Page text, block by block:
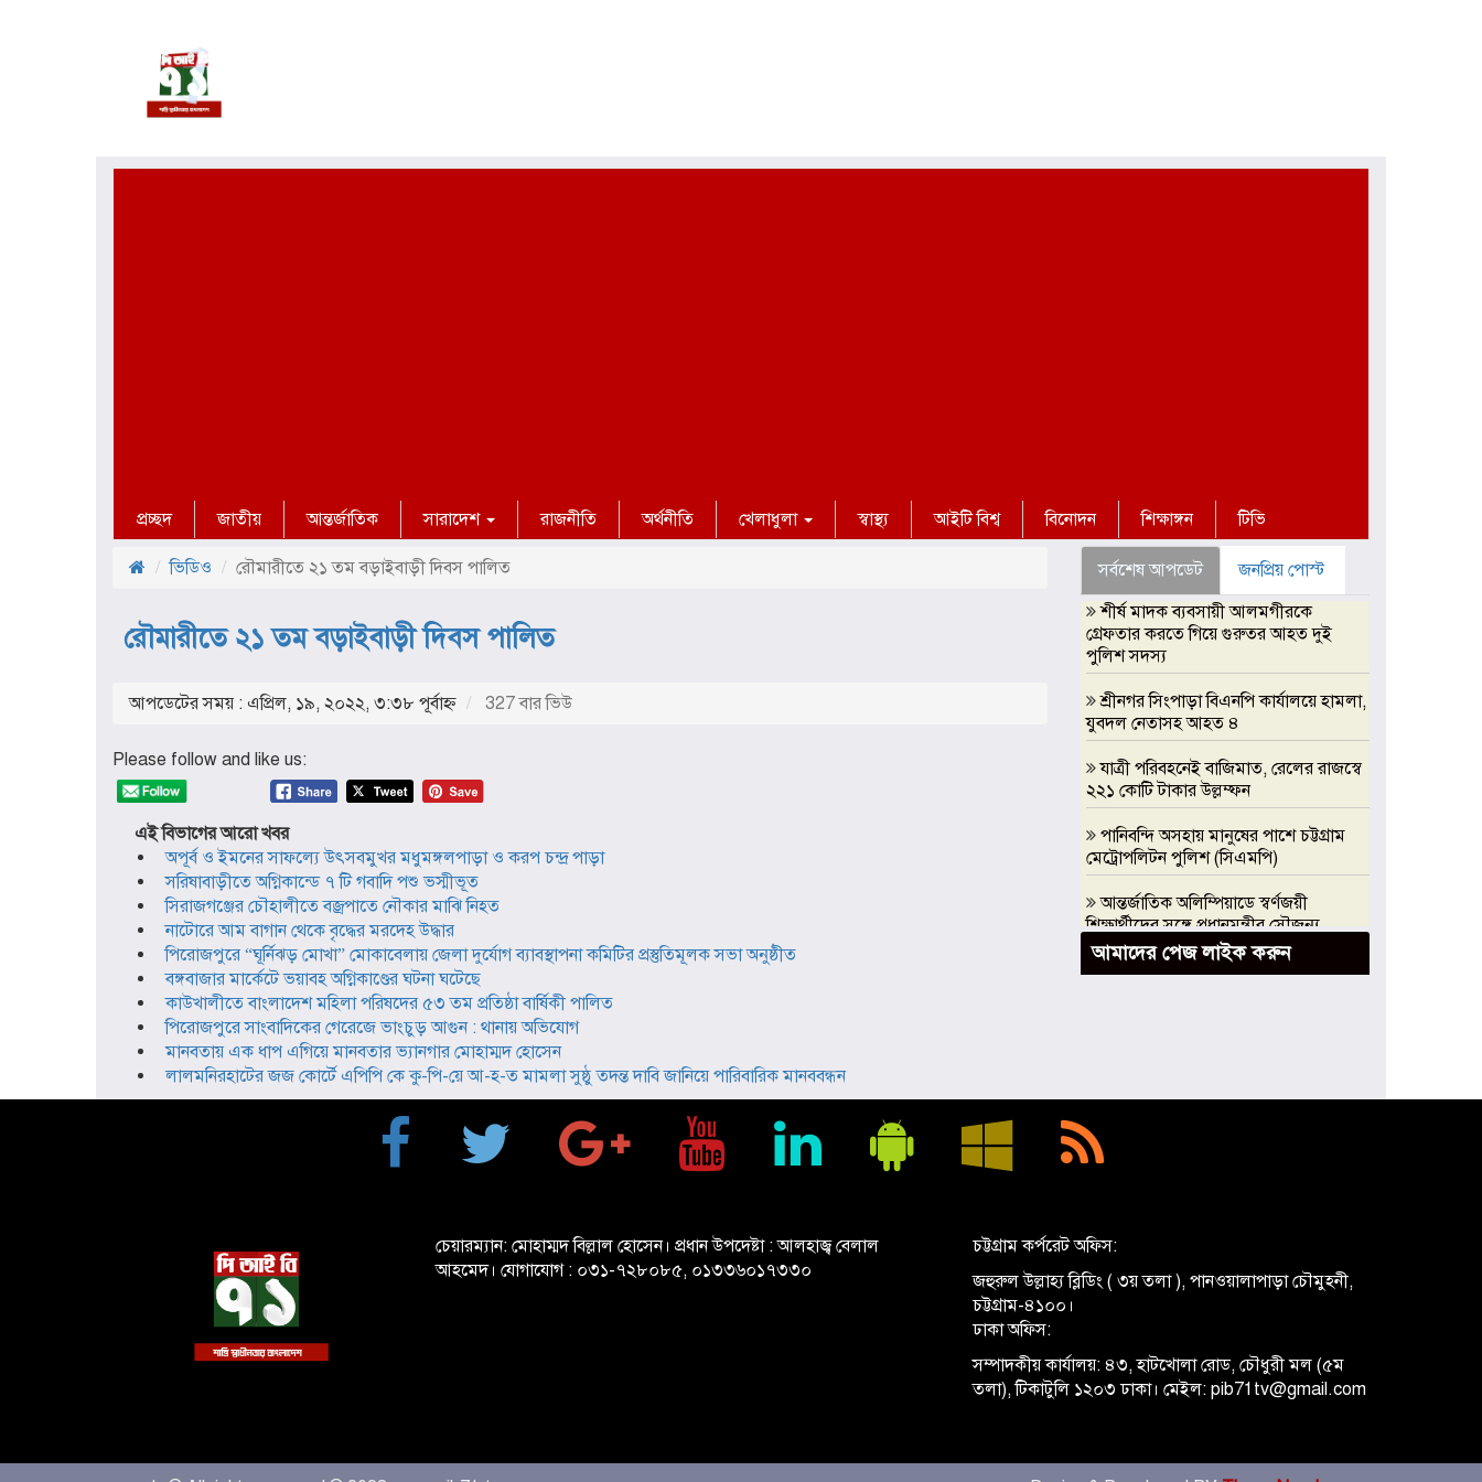
প্রচ্ছদ জাতীয় আন্তর্জাতিক সারাদেশ রাজনীতি অর্থনীতি খেলাধুলা স্বাস্থ্য আইটি বিশ্ব বিনোদন শিক্ষাঙ্গন টিভি
ভিডিও রৌমারীতে ২১ তম বড়াইবাড়ী দিবস পালিত
রৌমারীতে ২১ তম বড়াইবাড়ী দিবস পালিত
আপডেটের সময় : এপ্রিল, ১৯, ২০২২, ৩:৩৮ পূর্বাহ্ণ 327 বার ভিউ
Please follow and like us:
এই বিভাগের আরো খবর
অপূর্ব ও ইমনের সাফল্যে উৎসবমুখর মধুমঙ্গলপাড়া ও করপ চন্দ্র পাড়া
সরিষাবাড়ীতে অগ্নিকান্ডে ৭ টি গবাদি পশু ভস্মীভূত
সিরাজগঞ্জের চৌহালীতে বজ্রপাতে নৌকার মাঝি নিহত
নাটোরে আম বাগান থেকে বৃদ্ধের মরদেহ উদ্ধার
পিরোজপুরে “ঘূর্নিঝড় মোখা” মোকাবেলায় জেলা দুর্যোগ ব্যাবস্থাপনা কমিটির প্রস্তুতিমূলক সভা অনুষ্ঠীত
বঙ্গবাজার মার্কেটে ভয়াবহ অগ্নিকাণ্ডের ঘটনা ঘটেছে
কাউখালীতে বাংলাদেশ মহিলা পরিষদের ৫৩ তম প্রতিষ্ঠা বার্ষিকী পালিত
পিরোজপুরে সাংবাদিকের গেরেজে ভাংচুড় আগুন : থানায় অভিযোগ
মানবতায় এক ধাপ এগিয়ে মানবতার ভ্যানগার মোহাম্মদ হোসেন
লালমনিরহাটের জজ কোর্টে এপিপি কে কু-পি-য়ে আ-হ-ত মামলা সুষ্ঠু তদন্ত দাবি জানিয়ে পারিবারিক মানববন্ধন
সর্বশেষ আপডেট
জনপ্রিয় পোস্ট
শীর্ষ মাদক ব্যবসায়ী আলমগীরকে
গ্রেফতার করতে গিয়ে গুরুতর আহত দুই
পুলিশ সদস্য
শ্রীনগর সিংপাড়া বিএনপি কার্যালয়ে হামলা,
যুবদল নেতাসহ আহত ৪
যাত্রী পরিবহনেই বাজিমাত, রেলের রাজস্বে
২২১ কোটি টাকার উল্লম্ফন
পানিবন্দি অসহায় মানুষের পাশে চট্টগ্রাম
মেট্রোপলিটন পুলিশ (সিএমপি)
আন্তর্জাতিক অলিম্পিয়াডে স্বর্ণজয়ী
শিক্ষার্থীদের সঙ্গে প্রধানমন্ত্রীর সৌজন্য
সাক্ষাৎ, এআই অলিম্পিয়াডে সরকারি
সহযোগিতার আশ্বাস
ঢাকা মেডিকেলকে গবেষণা, উদ্ভাবন ও
মানবিক নেতৃত্বের আন্তর্জাতিক প্রতিষ্ঠানে
রূপান্তরের আহ্বান ডা. জুবাইদা রহমানের
অধ্যায়: স্পিকার হাফিজ উদ্দিন আহমদ বীর
বিক্রম
বায়েজিদ বোস্তামী থানার অভিযানে নিষিদ্ধ
আমাদের পেজ লাইক করুন
চেয়ারম্যান: মোহাম্মদ বিল্লাল হোসেন। প্রধান উপদেষ্টা : আলহাজ্ব বেলাল
আহমেদ। যোগাযোগ : ০৩১-৭২৮০৮৫, ০১৩৩৬০১৭৩৩০
চট্টগ্রাম কর্পরেট অফিস:
জহুরুল উল্লাহ্য ব্লিডিং ( ৩য় তলা ), পানওয়ালাপাড়া চৌমুহনী,
চট্টগ্রাম-৪১০০।
ঢাকা অফিস:
সম্পাদকীয় কার্যালয়: ৪৩, হাটখোলা রোড, চৌধুরী মল (৫ম
তলা), টিকাটুলি ১২০৩ ঢাকা। মেইল: pib71tv@gmail.com